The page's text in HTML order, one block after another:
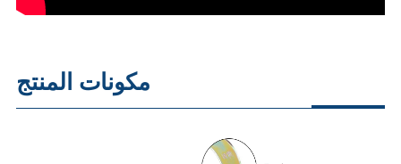
مكونات المنتج